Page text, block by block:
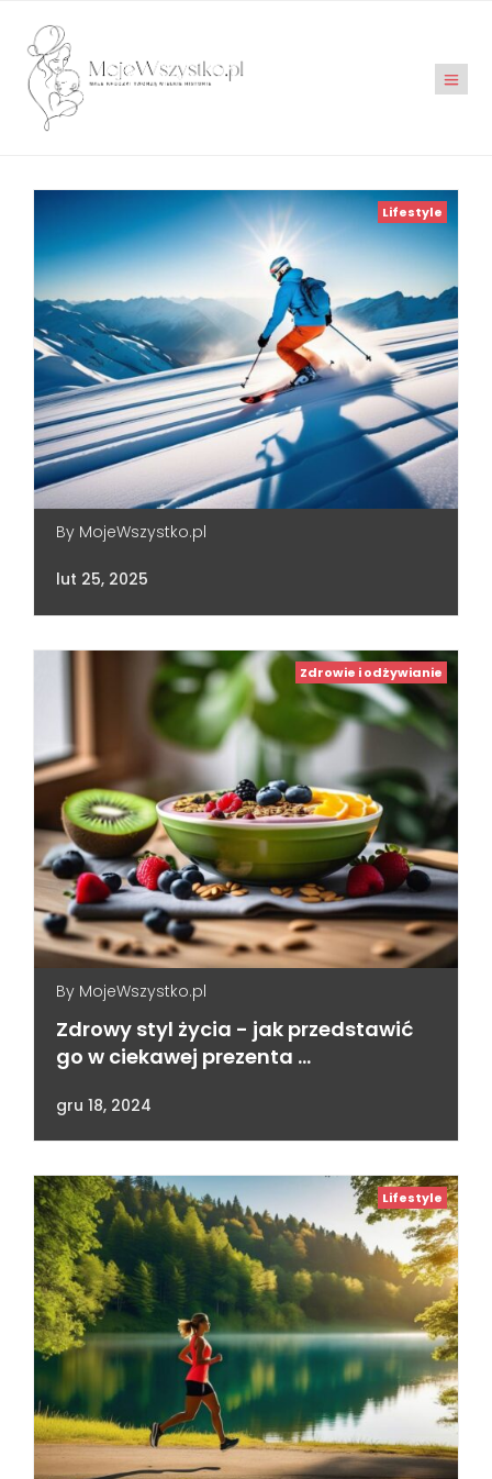
Lifestyle
By MojeWszystko.pl
lut 25, 2025
Zdrowie i odżywianie
By MojeWszystko.pl
Zdrowy styl życia - jak przedstawić
go w ciekawej prezenta …
gru 18, 2024
Lifestyle